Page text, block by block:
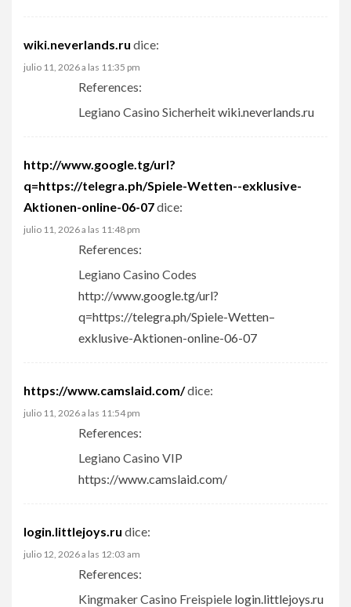
wiki.neverlands.ru dice:
julio 11, 2026 a las 11:35 pm
References:
Legiano Casino Sicherheitwiki.neverlands.ru
http://www.google.tg/url?
q=https://telegra.ph/Spiele-Wetten--exklusive-
Aktionen-online-06-07dice:
julio 11, 2026 a las 11:48 pm
References:
Legiano Casino Codes
http://www.google.tg/url?
q=https://telegra.ph/Spiele-Wetten–
exklusive-Aktionen-online-06-07
https://www.camslaid.com/dice:
julio 11, 2026 a las 11:54 pm
References:
Legiano Casino VIP
https://www.camslaid.com/
login.littlejoys.ru dice:
julio 12, 2026 a las 12:03 am
References:
Kingmaker Casino Freispiele login.littlejoys.ru